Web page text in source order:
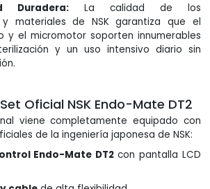
Duradera:La calidad de los
y materiales de NSK garantiza que el
y el micromotor soporten innumerables
y un uso intensivo diario sin
Oficial NSK Endo-Mate DT2
viene completamente equipado con
de la ingeniería japonesa de NSK:
Endo-Mate DT2con pantalla LCD